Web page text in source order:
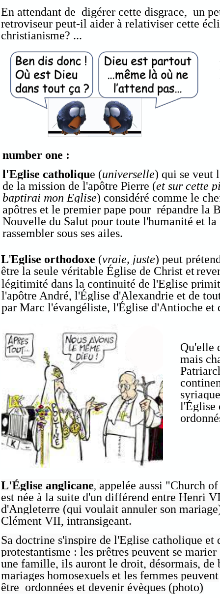
Qu'elle
mais
l'Église
L'Église anglicane, appelée aussi "Church
est née à la suite d'un différend entre Henri
d'Angleterre (qui voulait annuler son
Clément VII, intransigeant.
Sa doctrine s'inspire de l'Eglise catholique et
protestantisme : les prêtres peuvent se
une famille, ils auront le droit, désormais, de
mariages homosexuels et les femmes peuvent
être ordonnées et devenir évèques (photo)
En attendant de digérer cette disgrace, un
retroviseur peut-il aider à relativiser cette
christianisme? ...
number one :
l'Eglise catholique (universelle) qui se veut
de la mission de l'apôtre Pierre (et sur cette
baptirai mon Eglise) considéré comme le
apôtres et le premier pape pour répandre la
Nouvelle du Salut pour toute l'humanité et la
rassembler sous ses ailes.
L'Eglise orthodoxe (vraie, juste) peut
être la seule véritable Église de Christ et
légitimité dans la continuité de l'Eglise
l'apôtre André, l'Église d'Alexandrie et de
par Marc l'évangéliste, l'Église d'Antioche et